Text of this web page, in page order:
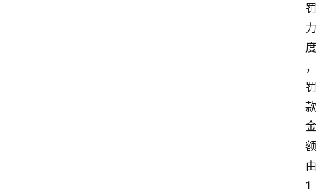
罚
力
度
，
罚
款
金
额
由
1